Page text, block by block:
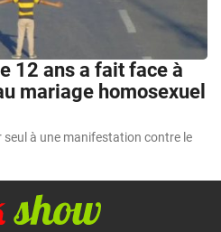
12 ans a fait face à
mariage homosexuel
seul à une manifestation contre le